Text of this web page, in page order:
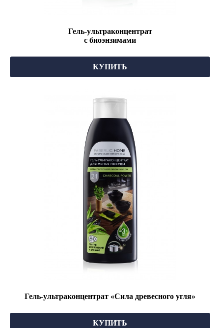
Гель-ультраконцентрат
с биоэнзимами
КУПИТЬ
Гель-ультраконцентрат «Сила древесного угля»
КУПИТЬ